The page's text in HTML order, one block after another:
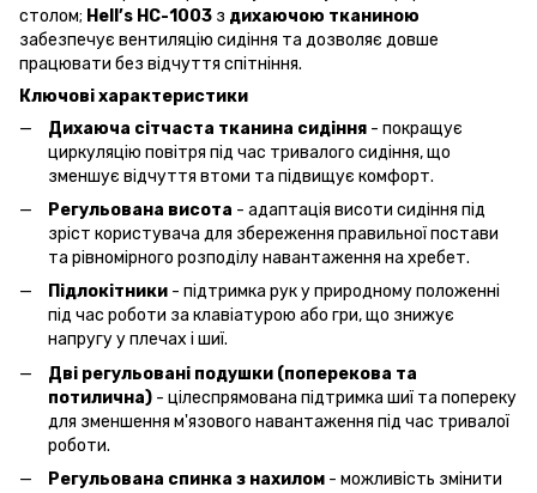
столом; Hell’s HC-1003 з дихаючою тканиною
забезпечує вентиляцію сидіння та дозволяє довше
працювати без відчуття спітніння.
Ключові характеристики
Дихаюча сітчаста тканина сидіння - покращує
циркуляцію повітря під час тривалого сидіння, що
зменшує відчуття втоми та підвищує комфорт.
Регульована висота - адаптація висоти сидіння під
зріст користувача для збереження правильної постави
та рівномірного розподілу навантаження на хребет.
Підлокітники - підтримка рук у природному положенні
під час роботи за клавіатурою або гри, що знижує
напругу у плечах і шиї.
Дві регульовані подушки (поперекова та
потилична) - цілеспрямована підтримка шиї та попереку
для зменшення м'язового навантаження під час тривалої
роботи.
Регульована спинка з нахилом - можливість змінити